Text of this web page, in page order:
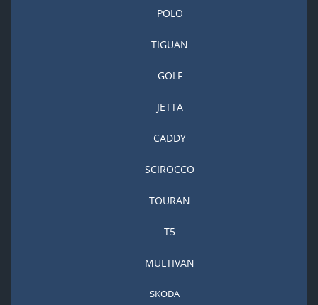
POLO
TIGUAN
GOLF
JETTA
CADDY
SCIROCCO
TOURAN
T5
MULTIVAN
SKODA